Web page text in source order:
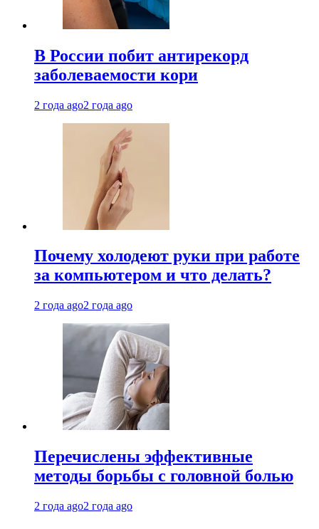
В России побит антирекорд
заболеваемости кори
2 года ago2 года ago
Почему холодеют руки при работе
за компьютером и что делать?
2 года ago2 года ago
Перечислены эффективные
методы борьбы с головной болью
2 года ago2 года ago